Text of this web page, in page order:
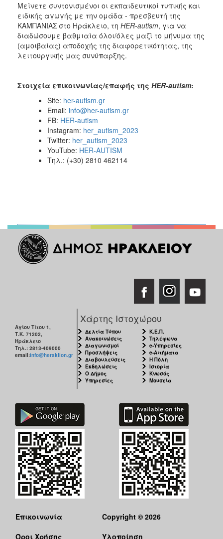
Μείνετε συντονισμένοι οι εκπαιδευτικοί τυπικής και
ειδικής αγωγής με την ομάδα - πρεσβευτή της
ΚΑΜΠΑΝΙΑΣ στο Ηράκλειο, τη HER-autism, για να
διαδώσουμε βαθμιαία όλοι/όλες μαζί το μήνυμα της
(αμοιβαίας) αποδοχής της διαφορετικότητας, της
λειτουργικής μας συνύπαρξης.
Στοιχεία επικοινωνίας/επαφής της HER-autism:
Site: her-autism.gr
Email: info@her-autism.gr
FB: HER-autism
Instagram: her_autism_2023
Twitter: her_autism_2023
YouTube: HER-AUTISM
Τηλ.: (+30) 2810 462114
Αγίου Τίτου 1,
Τ.Κ. 71202,
Ηράκλειο
Τηλ.: 2813-409000
email:info@heraklion.gr
Χάρτης Ιστοχώρου
Δελτία Τύπου
Ανακοινώσεις
Διαγωνισμοί
Προσλήψεις
Διαβουλεύσεις
Εκδηλώσεις
Ο Δήμος
Υπηρεσίες
Κ.Ε.Π.
Τηλέφωνα
e-Υπηρεσίες
e-Αιτήματα
Η Πόλη
Ιστορία
Κνωσός
Μουσεία
Επικοινωνία
Όροι Χρήσης
Copyright © 2026
Υλοποίηση